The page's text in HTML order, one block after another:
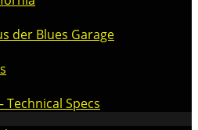
der Blues Garage
Technical Specs